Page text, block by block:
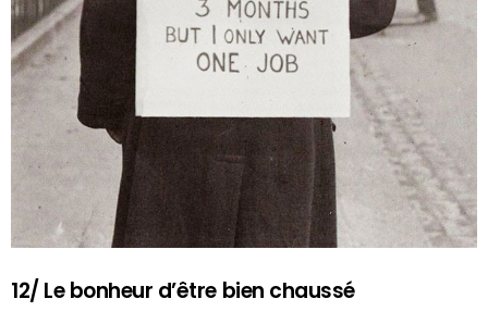
12/ Le bonheur d’être bien chaussé